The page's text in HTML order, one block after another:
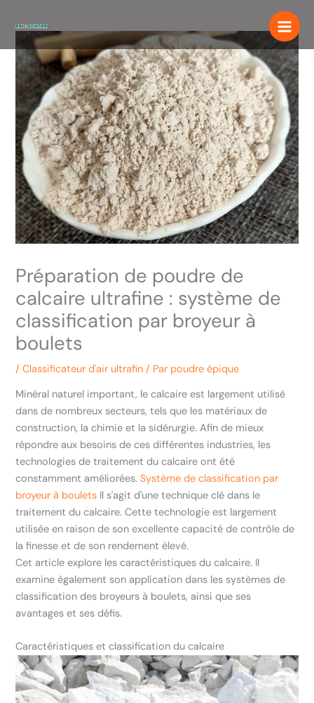
contenu
Préparation de poudre de
calcaire ultrafine : système de
classification par broyeur à
boulets
/Classificateur d'air ultrafin / Par poudre épique
Minéral naturel important, le calcaire est largement utilisé
dans de nombreux secteurs, tels que les matériaux de
construction, la chimie et la sidérurgie. Afin de mieux
répondre aux besoins de ces différentes industries, les
technologies de traitement du calcaire ont été
constamment améliorées.Système de classification par
broyeur à boulets Il s'agit d'une technique clé dans le
traitement du calcaire. Cette technologie est largement
utilisée en raison de son excellente capacité de contrôle de
la finesse et de son rendement élevé.
Cet article explore les caractéristiques du calcaire. Il
examine également son application dans les systèmes de
classification des broyeurs à boulets, ainsi que ses
avantages et ses défis.
Caractéristiques et classification du calcaire